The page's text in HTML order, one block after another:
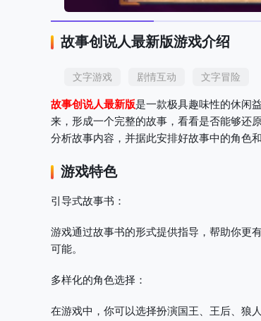
故事创说人最新版游戏介绍
文字游戏 剧情互动 文字冒险
故事创说人最新版是一款极具趣味性的休闲
来，形成一个完整的故事，看看是否能够还
分析故事内容，并据此安排好故事中的角色和
游戏特色
引导式故事书 ：
游戏通过故事书的形式提供指导，帮助你更
可能。
多样化的角色选择 ：
在游戏中，你可以选择扮演国王、王后、狼